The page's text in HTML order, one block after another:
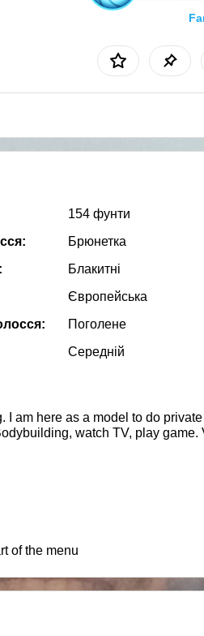
154 фунти
Брюнетка
Блакитні
Європейська
Поголене
Середній
am here as a model to do private
watch TV, play game.
of the menu